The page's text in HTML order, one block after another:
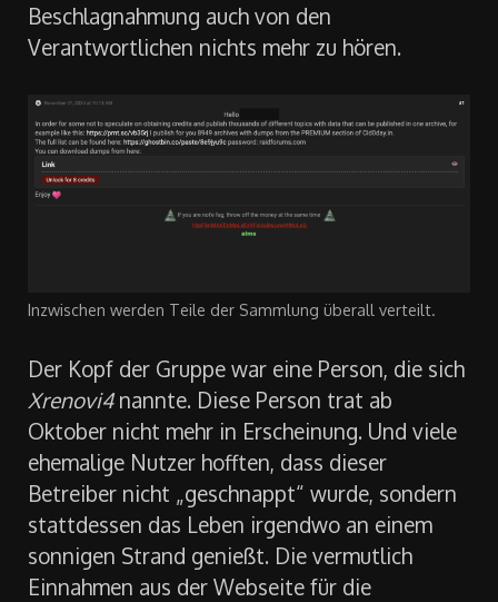
Beschlagnahmung auch von den
Verantwortlichen nichts mehr zu hören.
Inzwischen werden Teile der Sammlung überall verteilt.
Der Kopf der Gruppe war eine Person, die sich
Xrenovi4nannte. Diese Person trat ab
Oktober nicht mehr in Erscheinung. Und viele
ehemalige Nutzer hofften, dass dieser
Betreiber nicht „geschnappt“ wurde, sondern
stattdessen das Leben irgendwo an einem
sonnigen Strand genießt. Die vermutlich
Einnahmen aus der Webseite für die